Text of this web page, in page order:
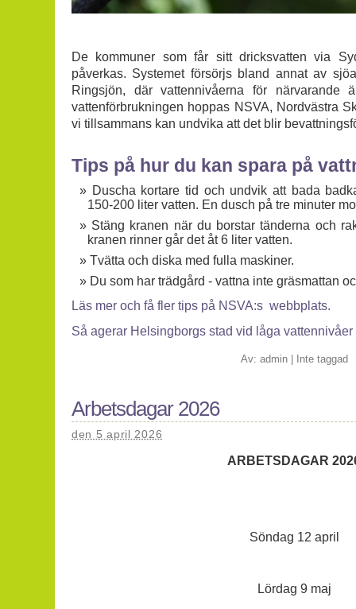
De kommuner som får sitt dricksvatten via
påverkas. Systemet försörjs bland annat av
Ringsjön, där vattennivåerna för närvarande
vattenförbrukningen hoppas NSVA, Nordvästra
vi tillsammans kan undvika att det blir
Tips på hur du kan spara på
Duscha kortare tid och undvik att bada
150-200 liter vatten. En dusch på tre minuter
Stäng kranen när du borstar tänderna och
kranen rinner går det åt 6 liter vatten.
Tvätta och diska med fulla maskiner.
Du som har trädgård - vattna inte gräsmattan
Läs mer och få fler tips på NSVA:s webbplats.
Så agerar Helsingborgs stad vid låga vattennivåer
Av: admin| Inte taggad
Arbetsdagar 2026
den 5 april 2026
ARBETSDAGAR
Söndag 12 april
Lördag 9 maj